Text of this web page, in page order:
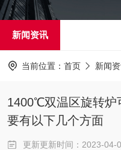
新闻资讯
当前位置： 首页 新闻
1400℃双温区旋转炉
要有以下几个方面
更新更新时间：2023-04-